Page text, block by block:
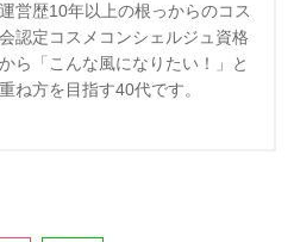
営歴10年以上の根っからのコス
認定コスメコンシェルジュ資格
ら「こんな風になりたい！」と
ね方を目指す40代です。